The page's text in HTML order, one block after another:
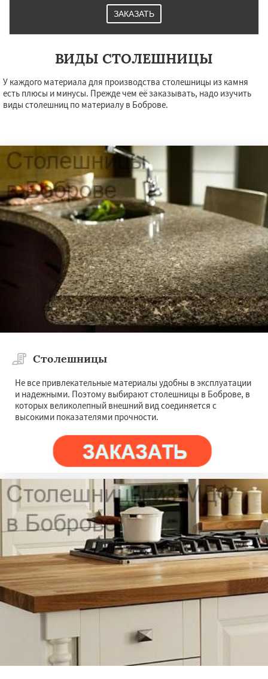
Работаем по
регионам
×
Богородское Большие Вяземы Быково
Вербилки Восход Деденево Жилево
Загорянский Запрудная Заречье
Зеленоградск Измайлово Икша
Ильинский
Красково Лесной
Лесной Городок Лопатино Лотошино
Менделеевск Михнево
Нахабино Некрасовское
Октябрьский Правдинский
Решетниково Родники Свердловск
Северный Софрино Томилино Тучково
Уваровка Удельная Фосфоритный
ЗАКАЗАТЬ
ВИДЫ СТОЛЕШНИЦЫ
У каждого материала для производства столешницы из камня
есть плюсы и минусы. Прежде чем её заказывать, надо изучить
виды столешниц по материалу в Боброве.
Столешницы
Не все привлекательные материалы удобны в эксплуатации
и надежными. Поэтому выбирают столешницы в Боброве, в
которых великолепный внешний вид соединяется с
высокими показателями прочности.
УЗНАТЬ ПОДРОБНЕЕ ×
Даю согласие на обработку персональных данных